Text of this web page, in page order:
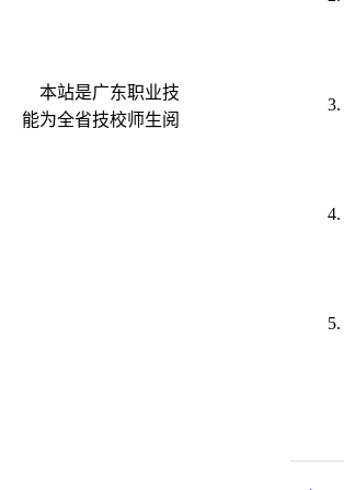
本站是广东职业技
能为全省技校师生阅